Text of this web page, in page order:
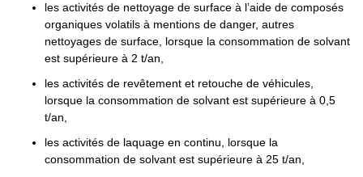
les activités de nettoyage de surface à l’aide de composés
organiques volatils à mentions de danger, autres
nettoyages de surface, lorsque la consommation de solvant
est supérieure à 2 t/an,
les activités de revêtement et retouche de véhicules,
lorsque la consommation de solvant est supérieure à 0,5
t/an,
les activités de laquage en continu, lorsque la
consommation de solvant est supérieure à 25 t/an,